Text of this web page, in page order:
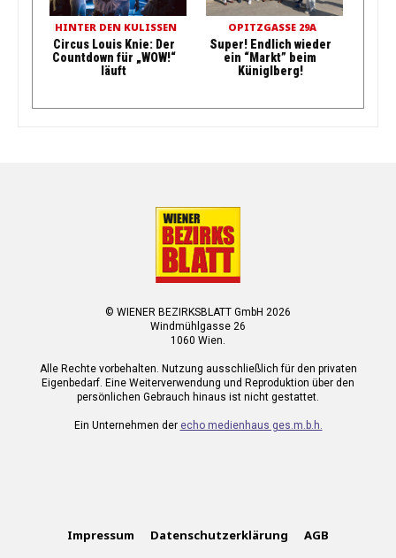
HINTER DEN KULISSEN
Circus Louis Knie: Der
Countdown für „WOW!“
läuft
OPITZGASSE 29A
Super! Endlich wieder
ein “Markt” beim
Küniglberg!
© WIENER BEZIRKSBLATT GmbH 2026
Windmühlgasse 26
1060 Wien.
Alle Rechte vorbehalten. Nutzung ausschließlich für den privaten
Eigenbedarf. Eine Weiterverwendung und Reproduktion über den
persönlichen Gebrauch hinaus ist nicht gestattet.
Ein Unternehmen der echo medienhaus ges.m.b.h.
Impressum Datenschutzerklärung AGB